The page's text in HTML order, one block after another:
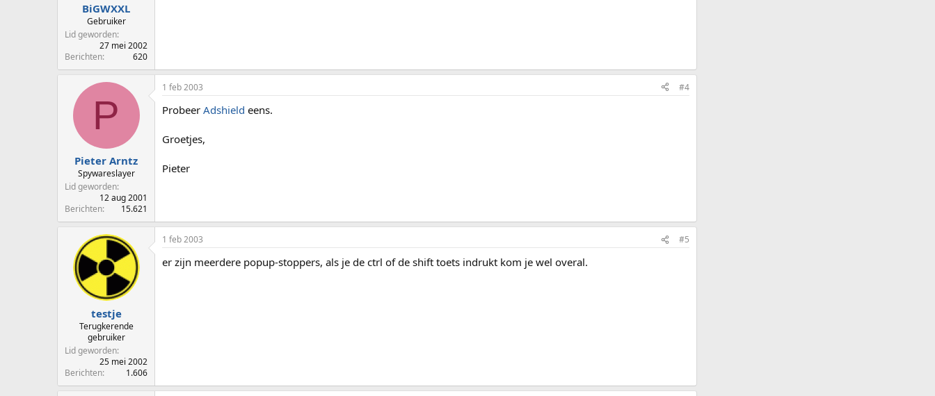
BiGWXXL
Gebruiker
Lid geworden
27 mei 2002
Berichten
620
P
Pieter Arntz
Spywareslayer
Lid geworden
12 aug 2001
Berichten
15.621
1 feb 2003 #4
Probeer Adshield eens.
Groetjes,
Pieter
testje
Terugkerende
gebruiker
Lid geworden
25 mei 2002
Berichten
1.606
1 feb 2003 #5
er zijn meerdere popup-stoppers, als je de ctrl of de shift toets indrukt kom je wel overal.